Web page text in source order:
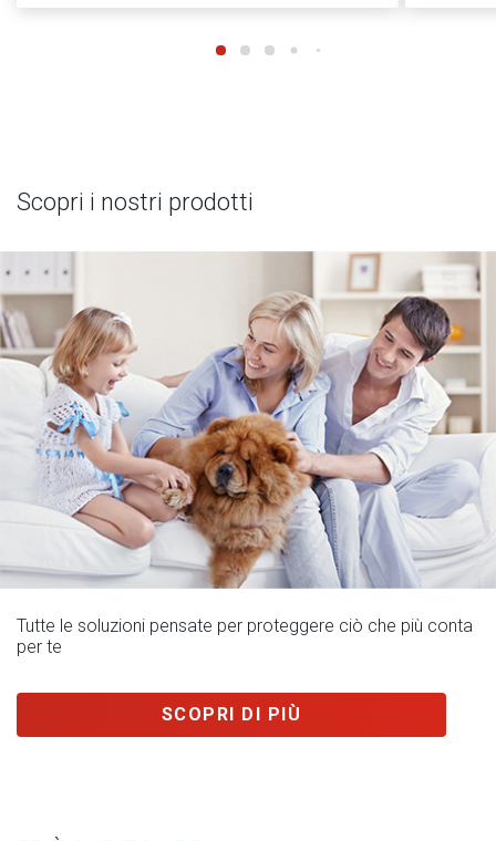
Scopri i nostri prodotti
Tutte le soluzioni pensate per proteggere ciò che più conta
per te
SCOPRI DI PIÙ